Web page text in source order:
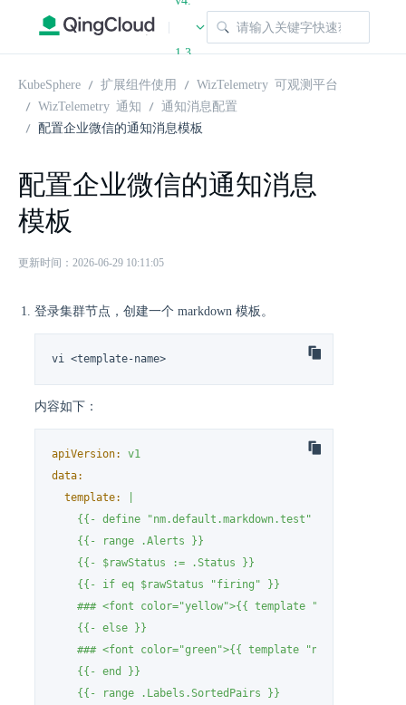
|
1.3
KubeSphere 扩展组件使用
WizTelemetry 可观测平台
WizTelemetry 通知
通知消息配置
配置企业微信的通知消息模板
配置企业微信的通知消息
模板
更新时间：2026-06-29 10:11:05
登录集群节点，创建一个 markdown 模板。
vi <template-name>
内容如下：
apiVersion:
v1
data:
template:
    {{- define "nm.default.markdown.test" }}
    {{- range .Alerts }}
    {{- $rawStatus := .Status }}
    {{- if eq $rawStatus "firing" }}
### <font color="yellow">{{ template
    {{- else }}
### <font color="green">{{ template
    {{- end }}
    {{- range .Labels.SortedPairs }}